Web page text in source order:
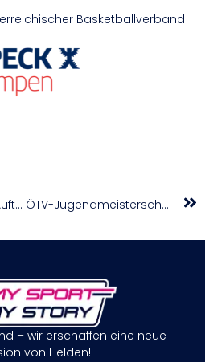
Basketballverband
WU18-NT verliert zum Auftakt ÖTV-Jugendmeisterschaften 2024 sponsored by Raiffeisen Fonds
– wir erschaffen eine neue
von Helden!